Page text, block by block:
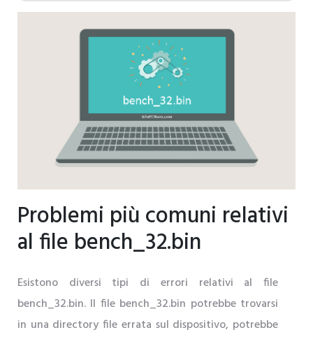
Problemi più comuni relativi
al file bench_32.bin
Esistono diversi tipi di errori relativi al file
bench_32.bin. Il file bench_32.bin potrebbe trovarsi
in una directory file errata sul dispositivo, potrebbe